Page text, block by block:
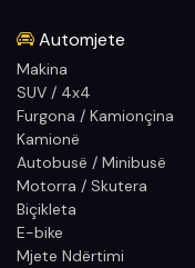
Automjete
Makina
SUV / 4x4
Furgona / Kamionçina
Kamionë
Autobusë / Minibusë
Motorra / Skutera
Biçikleta
E-bike
Mjete Ndërtimi